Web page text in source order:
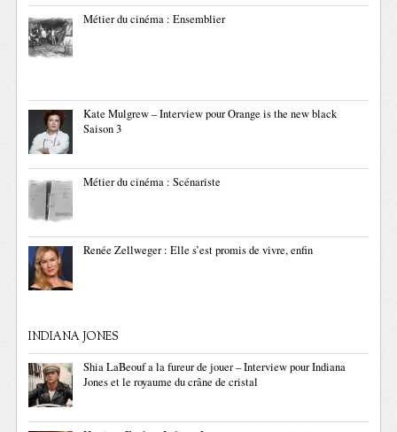
Métier du cinéma : Ensemblier
Kate Mulgrew – Interview pour Orange is the new black
Saison 3
Métier du cinéma : Scénariste
Renée Zellweger : Elle s’est promis de vivre, enfin
INDIANA JONES
Shia LaBeouf a la fureur de jouer – Interview pour Indiana
Jones et le royaume du crâne de cristal